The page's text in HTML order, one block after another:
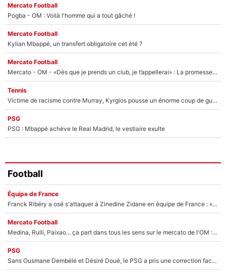
Mercato Football
Pogba - OM : Voilà l'homme qui a tout gâché !
Mercato Football
Kylian Mbappé, un transfert obligatoire cet été ?
Mercato Football
Mercato - OM - «Dès que je prends un club, je t’appellerai» : La promesse de Marcelino au moment de claquer la porte
Tennis
Victime de racisme contre Murray, Kyrgios pousse un énorme coup de gueule !
PSG
PSG : Mbappé achève le Real Madrid, le vestiaire exulte
Football
Équipe de France
Franck Ribéry a osé s'attaquer à Zinedine Zidane en équipe de France : «Je n'aurais jamais fait ça»
Mercato Football
Medina, Rulli, Paixao... ça part dans tous les sens sur le mercato de l'OM : Frank McCourt va enfin récupérer l'argent qu'il attend ?
PSG
Sans Ousmane Dembélé et Désiré Doué, le PSG a pris une correction face à Majorque : Luis Enrique attend avec impatience des renforts !